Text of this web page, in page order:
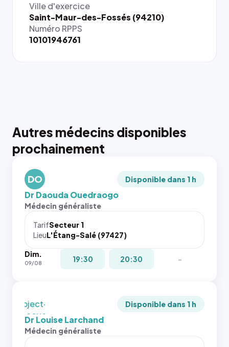
Ville d'exercice
Saint-Maur-des-Fossés (94210)
Numéro RPPS
10101946761
Autres médecins disponibles
prochainement
DO Disponible dans 1 h
Dr Daouda Ouedraogo
Médecin généraliste
TarifSecteur 1
LieuL'Étang-Salé (97427)
Dim.
09/08 19:30 20:30 -
{# 40×40
: la taille
rendue par
`.profile-
picture`,
et un
rapport 1:1
juste à
toutes les
puisque la
`object-
fit: cover`.
Sans ces
Disponible dans 1 h
Dr Louise Larchand
Médecin généraliste
{# 40×40
picture`,
et un
rapport 1:1